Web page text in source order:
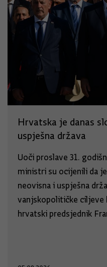
Hrvatska je danas
uspješna država
Uoči proslave 31.
ministri su ocijenili da
neovisna i uspješna
vanjskopolitičke
hrvatski predsjednik